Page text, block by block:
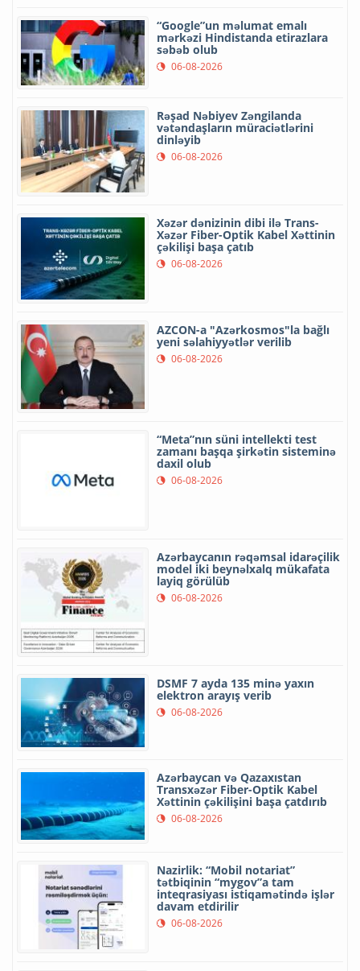
“Google”un məlumat emalı
mərkəzi Hindistanda etirazlara
səbəb olub
06-08-2026
Rəşad Nəbiyev Zəngilanda
vətəndaşların müraciətlərini
dinləyib
06-08-2026
Xəzər dənizinin dibi ilə Trans-
Xəzər Fiber-Optik Kabel Xəttinin
çəkilişi başa çatıb
06-08-2026
AZCON-a "Azərkosmos"la bağlı
yeni səlahiyyətlər verilib
06-08-2026
“Meta”nın süni intellekti test
zamanı başqa şirkətin sisteminə
daxil olub
06-08-2026
Azərbaycanın rəqəmsal idarəçilik
model iki beynəlxalq mükafata
layiq görülüb
06-08-2026
DSMF 7 ayda 135 minə yaxın
elektron arayış verib
06-08-2026
Azərbaycan və Qazaxıstan
Transxəzər Fiber-Optik Kabel
Xəttinin çəkilişini başa çatdırıb
06-08-2026
Nazirlik: “Mobil notariat”
tətbiqinin “mygov”a tam
inteqrasiyası istiqamətində işlər
davam etdirilir
06-08-2026